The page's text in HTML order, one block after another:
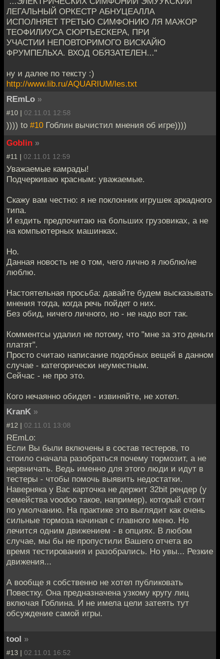
ЛЕГАЛЬНЫЙ ОРКЕСТР АБНУЦЕАЛЛА
ИСПОЛНЯЕТ ТРЕТЬЮ СИМФОНИЮ ЛЯ МАЖОР
ТЕОФИЛИУСА СЮРТЬЕСКЕРА, ПРИ
УЧАСТИИ НЕПОВТОРИМОГО ВИСКАЙЮ
ФРУМПЕЛЬХА. ВХОД ОБЯЗАТЕЛЕН..."
ну и далее по тексту :)
http://www.lib.ru/AQUARIUM/les.txt
REmLo »
#10 | 02.11.01 12:58
)))) to #10 Гоблин вычистил мнения об игре))))
Goblin »
#11 | 02.11.01 12:59
Уважаемые камрады!
Подчеркиваю красным: уважаемые.
Скажу вам честно: я не поклонник игрушек аркадного
типа.
И ездить предпочитаю на больших грузовиках, а не
на компьютерных машинках.
Но.
Данная новость не о том, чего лично я люблю/не
люблю.
Настоятельная просьба: давайте будем высказывать
мнения тогда, когда речь пойдет о них.
Без обид, ничего личного, но - не надо вот так.
Комментсы удалил не потому, что "мне за это деньги
платят".
Просто считаю написание подобных вещей в данном
случае - категорически неуместным.
Сейчас - не про это.
Кого нечаянно обидел - извиняйте, не хотел.
KranK »
#12 | 02.11.01 13:08
REmLo:
Если Вы были включены в состав тестеров, то
стоило сначала разобраться почему тормозит, а не
нервничать. Ведь именно для этого люди и идут в
тестеры - чтобы помочь выявить недостатки.
Наверняка у Вас карточка не держит 32bit рендер (у
семейства voodoo такое, например), который стоит
по умолчанию. На практике это выглядит как очень
сильные тормоза начиная с главного меню. Но
лечится одним движением - в опциях. В любом
случае, мы бы не пропустили Вашего отчета во
время тестирования и разобрались. Но увы... Резкие
движения...
А вообще я собственно не хотел публиковать
Повестку. Она предназначена узкому кругу лиц
включая Гоблина. И не имела цели затеять тут
обсуждение самой игры.
tool »
#13 | 02.11.01 16:52